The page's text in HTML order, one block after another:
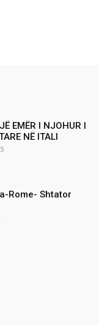
EMËR I NJOHUR I
NË ITALI
Rome- Shtator